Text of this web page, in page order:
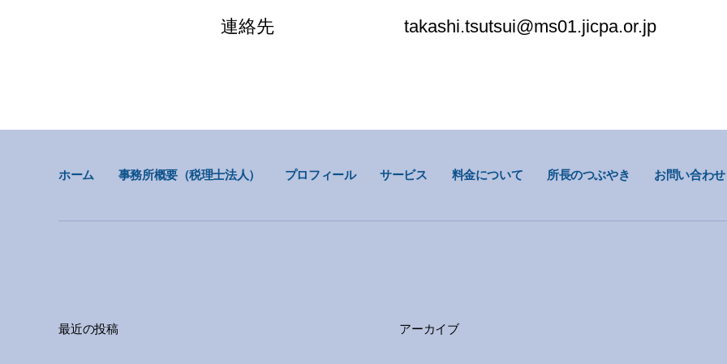
連絡先 takashi.tsutsui@ms01.jicpa.or.jp
ホーム 事務所概要（税理士法人） プロフィール サービス 料金について 所長のつぶやき お問い合わせ
最近の投稿 アーカイブ